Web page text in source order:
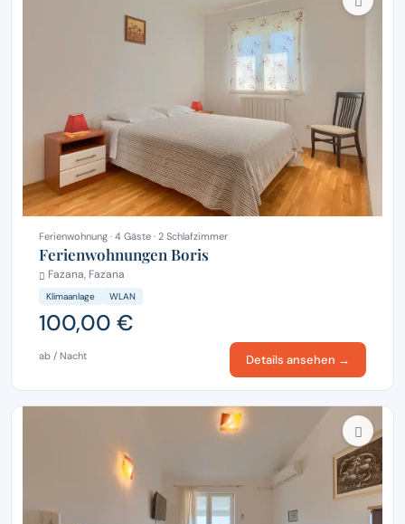
Ferienwohnung · 4 Gäste · 2 Schlafzimmer
Ferienwohnungen Boris
Fazana, Fazana
Klimaanlage WLAN
100,00 €
ab / Nacht Details ansehen →